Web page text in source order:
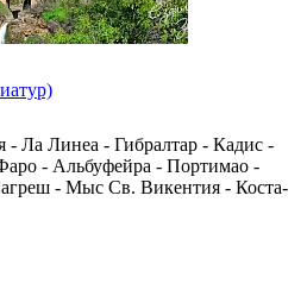
- Ла Линеа - Гибралтар - Кадис -
- Альбуфейра - Портимао -
- Мыс Св. Викентия - Коста-